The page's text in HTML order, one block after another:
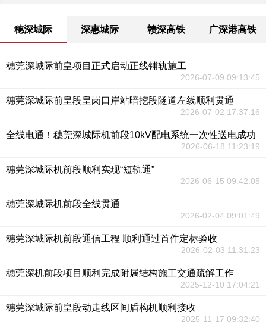
穗深城际 深惠城际 赣深高铁 广深港高铁
穗莞深城际前皇项目正式启动正线铺轨施工
2026-07-09 09:13:45
穗莞深城际前皇段皇岗口岸站暗挖段隧道左线顺利贯通
2026-07-02 17:37:16
全线电通！穗莞深城际机前段10kV配电系统一次性送电成功
2026-06-18 11:23:19
穗莞深城际机前段顺利实现“短轨通”
2026-06-15 09:42:05
穗莞深城际机前段全线贯通
2026-02-04 09:01:49
穗莞深城际机前段通信工程 顺利通过首件定标验收
2026-02-03 11:31:23
穗莞深机前段项目顺利完成附属结构施工交通疏解工作
2025-12-10 17:04:21
穗莞深城际前皇段动走线区间盾构机顺利接收
2025-11-17 09:32:40